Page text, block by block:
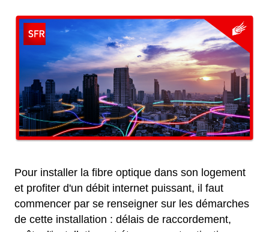
Pour installer la fibre optique dans son logement
et profiter d'un débit internet puissant, il faut
commencer par se renseigner sur les démarches
de cette installation : délais de raccordement,